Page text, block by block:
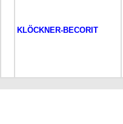
KLÖCKNER-BECORIT